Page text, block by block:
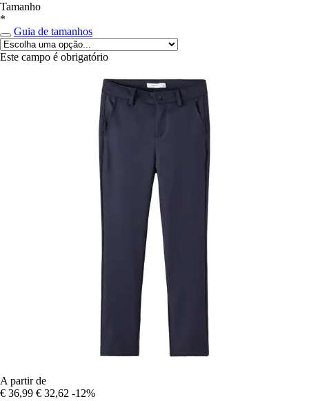
Tamanho
*
Guia de tamanhos
Este campo é obrigatório
A partir de
€ 36,99 € 32,62 -12%